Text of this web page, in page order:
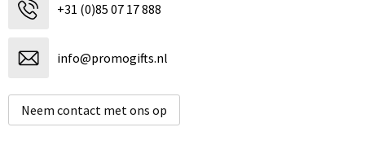
+31 (0)85 07 17 888
info@promogifts.nl
Neem contact met ons op